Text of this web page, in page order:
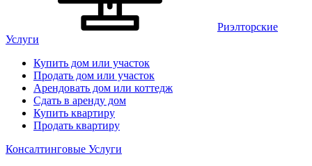
Риэлторские
Услуги
Купить дом или участок
Продать дом или участок
Арендовать дом или коттедж
Сдать в аренду дом
Купить квартиру
Продать квартиру
Консалтинговые Услуги